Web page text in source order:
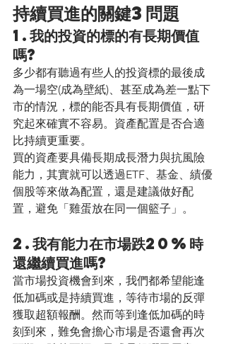
持續買進的關鍵3問題
1.我的投資的標的有長期價值
嗎?
多少都有聽過有些人的投資標的最後成
為一場空(成為壁紙)、甚至成為差一點下
市的情況，標的能否具有長期價值，研
究起來確實不容易。資產配置是否合適
比持續更重要。
買的資產要具備長期成長潛力與抗風險
能力，其實就可以透過ETF、基金、績優
個股等來做為配置，還是建議做好配
置，避免「雞蛋放在同一個籃子」。
2.我有能力在市場跌20%時
還繼續買進嗎?
當市場投資機會到來，我們都希望能逢
低加碼或是持續買進，等待市場的反彈
獲取超額報酬。然而等到逢低加碼的時
刻到來，難免會擔心市場是否還會再次